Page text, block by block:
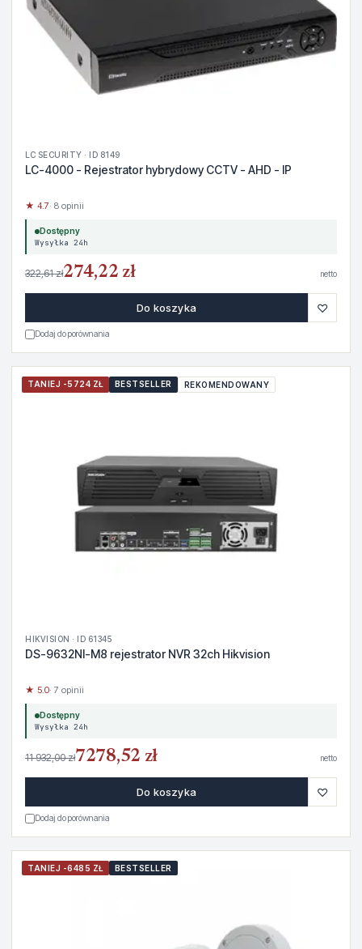
LC SECURITY · ID 8149
LC-4000 - Rejestrator hybrydowy CCTV - AHD - IP
★ 4.7· 8 opinii
Dostępny
Wysyłka 24h
322,61 zł274,22 zł netto
Do koszyka ♡
Dodaj do porównania
TANIEJ -5724 ZŁ BESTSELLER REKOMENDOWANY
HIKVISION · ID 61345
DS-9632NI-M8 rejestrator NVR 32ch Hikvision
★ 5.0· 7 opinii
Dostępny
Wysyłka 24h
11 932,00 zł7278,52 zł netto
Do koszyka ♡
Dodaj do porównania
TANIEJ -6485 ZŁ BESTSELLER